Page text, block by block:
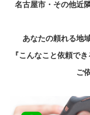
名古屋市・その他近
あなたの頼れる地
『こんなこと依頼で
ご